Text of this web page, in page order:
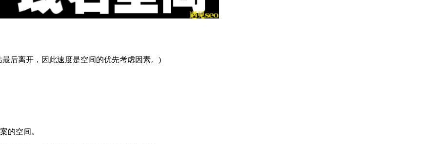
后离开，因此速度是空间的优先考虑因素。)
的空间。